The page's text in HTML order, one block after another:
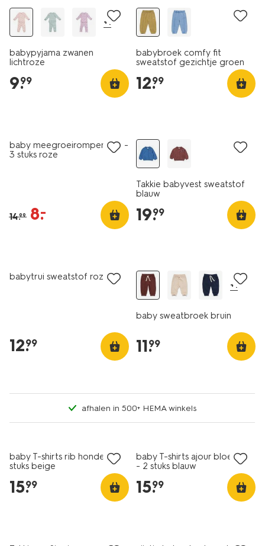
+1
babypyjama zwanen
lichtroze
9.
99
babybroek comfy fit
sweatstof gezichtje groen
12.
99
baby meegroeirompers rib -
3 stuks roze
14.99 8.
–
Takkie babyvest sweatstof
blauw
19.
99
babytrui sweatstof roze
12.
99
+1
baby sweatbroek bruin
11.
99
afhalen in 500+ HEMA winkels
baby T-shirts rib honden - 2
stuks beige
15.
99
baby T-shirts ajour bloemen
- 2 stuks blauw
15.
99